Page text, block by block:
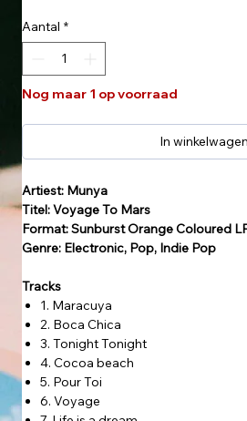
Aantal *
Nog maar 1 op voorraad
In winkelwagen
Artiest: Munya
Titel: Voyage To Mars
Format: Sunburst Orange Coloured
Genre: Electronic, Pop, Indie Pop
Tracks
1. Maracuya
2. Boca Chica
3. Tonight Tonight
4. Cocoa beach
5. Pour Toi
6. Voyage